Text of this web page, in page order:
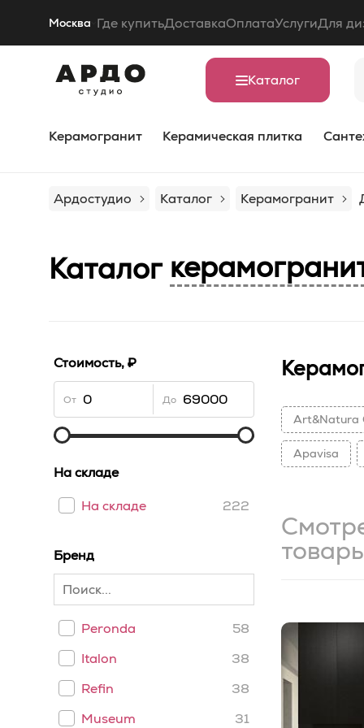
Москва Где купитьДоставкаОплатаУслугиДля
Каталог
Керамогранит Керамическая плитка
Ардостудио Каталог Керамогранит
Каталог
Стоимость, ₽
От До
На складе
На складе
222
Бренд
Peronda
58
Italon
38
Refin
38
Museum
31
Art&Natura
Apavisa